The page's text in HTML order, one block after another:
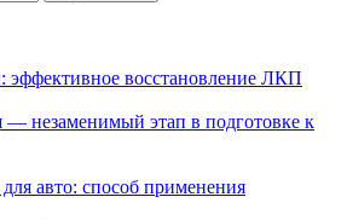
эффективное восстановление ЛКП
— незаменимый этап в подготовке к
авто: способ применения